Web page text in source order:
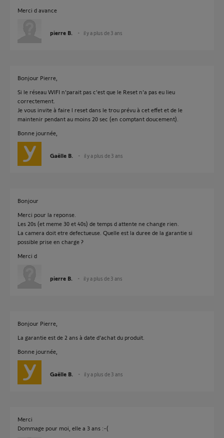
Merci d avance
pierre B. il y a plus de 3 ans
Bonjour Pierre,
Si le réseau WIFI n'parait pas c'est que le Reset n'a pas eu lieu
correctement.
Je vous invite à faire l reset dans le trou prévu à cet effet et de le
maintenir pendant au moins 20 sec (en comptant doucement).
Bonne journée,
Gaëlle B. il y a plus de 3 ans
Bonjour
Merci pour la reponse.
Les 20s (et meme 30 et 40s) de temps d attente ne change rien.
La camera doit etre defectueuse. Quelle est la duree de la garantie si
possible prise en charge ?
Merci d
pierre B. il y a plus de 3 ans
Bonjour Pierre,
La garantie est de 2 ans à date d'achat du produit.
Bonne journée,
Gaëlle B. il y a plus de 3 ans
Merci
Dommage pour moi, elle a 3 ans :-(